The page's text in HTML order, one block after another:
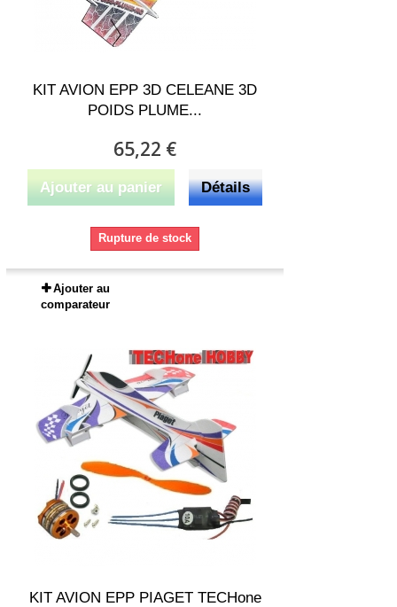
KIT AVION EPP 3D CELEANE 3D
POIDS PLUME...
65,22 €
Ajouter au panier Détails
Rupture de stock
Ajouter au
comparateur
KIT AVION EPP PIAGET TECHone